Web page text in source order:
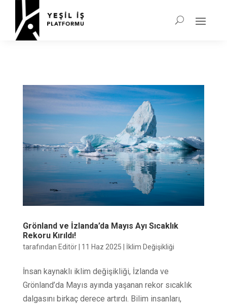
Grönland ve İzlanda’da Mayıs Ayı Sıcaklık
Rekoru Kırıldı!
tarafından Editör| 11 Haz 2025 İklim Değişikliği
İnsan kaynaklı iklim değişikliği, İzlanda ve
Grönland’da Mayıs ayında yaşanan rekor sıcaklık
dalgasını birkaç derece artırdı. Bilim insanları,